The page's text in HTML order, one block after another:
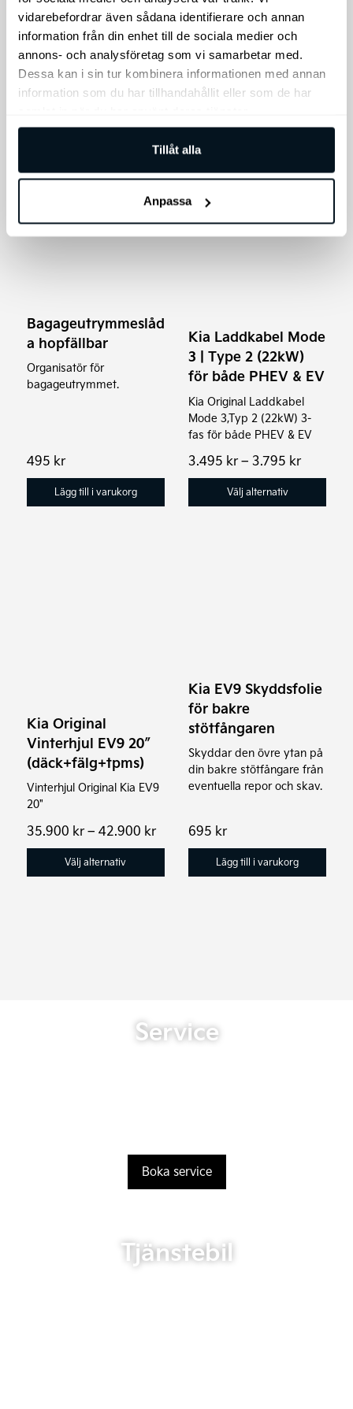
vidarebefordrar även sådana identifierare och annan
information från din enhet till de sociala medier och
annons- och analysföretag som vi samarbetar med.
Dessa kan i sin tur kombinera informationen med annan
information som du har tillhandahållit eller som de har
Tillåt alla
Anpassa
skid- och
snowboardhållare som
"hjälper till" med både av-
och pålastning.
3.999kr
Lägg till i varukorg
2.049kr
Lägg till i varukorg
Bagageutrymmeslåd
a hopfällbar
Organisatör för
bagageutrymmet.
495 kr
Lägg till i varukorg
Kia Laddkabel Mode
3 | Type 2 (22kW)
för både PHEV & EV
Kia Original Laddkabel
Mode 3,Typ 2 (22kW) 3-
fas för både PHEV & EV
3.495 kr– 3.795 kr
3.495 kr
3.795 kr
Välj alternativ
Den
här
De
olika
alternativen
väljas
på
produktsidan
Kia Original
Vinterhjul EV9 20″
(däck+fälg+tpms)
Vinterhjul Original Kia EV9
20"
35.900 kr– 42.900 krPrisintervall:
35.900 kr
42.900 kr
Välj alternativ
olika
alternativen
kan
väljas
på
Kia EV9 Skyddsfolie
för bakre
stötfångaren
Skyddar den övre ytan på
din bakre stötfångare från
eventuella repor och skav.
695 kr
Lägg till i varukorg
Service
Boka service
Tjänstebil